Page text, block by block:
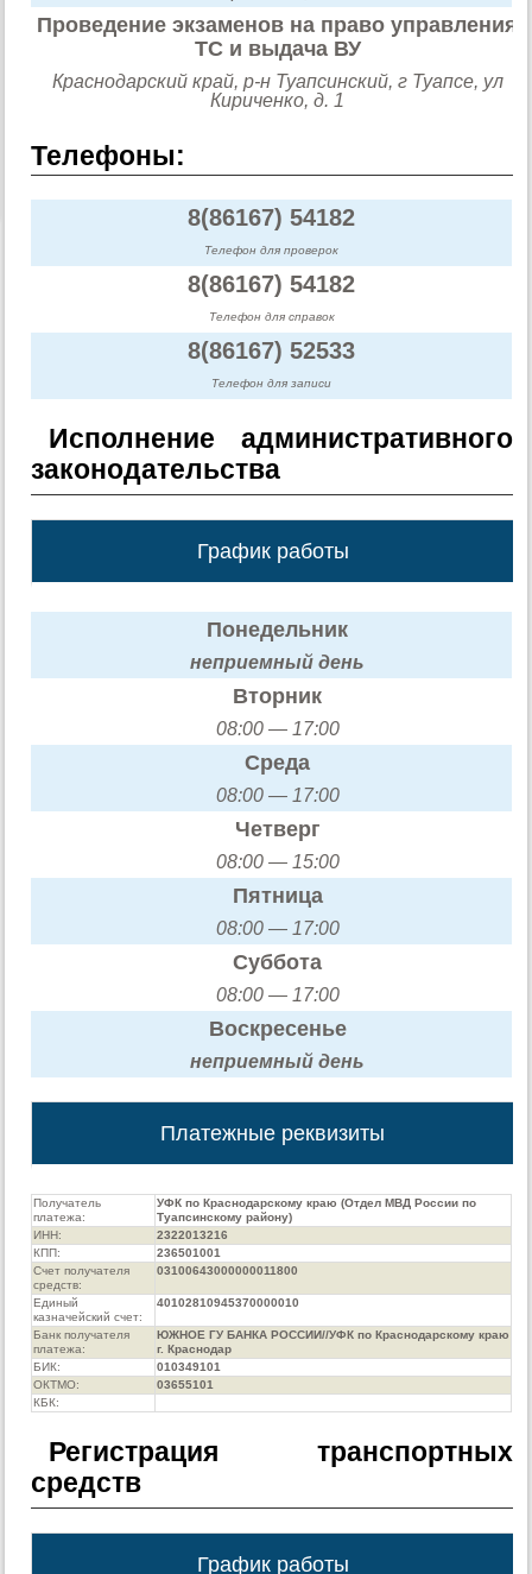
Проведение экзаменов на право управления
ТС и выдача ВУ
Краснодарский край, р-н Туапсинский, г Туапсе, ул
Кириченко, д. 1
Телефоны:
8(86167) 54182
Телефон для проверок
8(86167) 54182
Телефон для справок
8(86167) 52533
Телефон для записи
Исполнение административного
законодательства
График работы
Понедельник
неприемный день
Вторник
08:00 — 17:00
Среда
08:00 — 17:00
Четверг
08:00 — 15:00
Пятница
08:00 — 17:00
Суббота
08:00 — 17:00
Воскресенье
неприемный день
Платежные реквизиты
Получатель
платежа:
УФК по Краснодарскому краю (Отдел МВД России по
Туапсинскому району)
ИНН:
2322013216
КПП:
236501001
Счет получателя
средств:
03100643000000011800
Единый
казначейский счет:
40102810945370000010
Банк получателя
платежа:
ЮЖНОЕ ГУ БАНКА РОССИИ//УФК по Краснодарскому краю
г. Краснодар
БИК:
010349101
ОКТМО:
03655101
КБК:
Регистрация транспортных
средств
График работы